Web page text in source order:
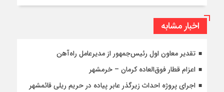
اخبار مشابه
تقدیر معاون اول رئیس‌جمهور از مدیرعامل راه‌آهن
اعزام قطار فوق‌العاده کرمان – خرمشهر
اجرای پروژه احداث زیرگذر عابر پیاده در حریم ریلی قائمشهر